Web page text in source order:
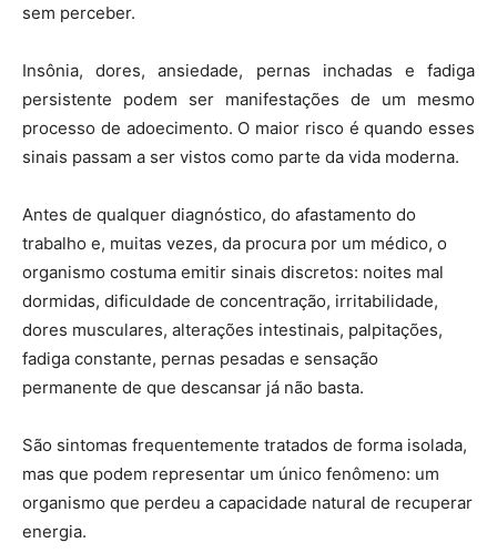
sem perceber.
Insônia, dores, ansiedade, pernas inchadas e fadiga
persistente podem ser manifestações de um mesmo
processo de adoecimento. O maior risco é quando esses
sinais passam a ser vistos como parte da vida moderna.
Antes de qualquer diagnóstico, do afastamento do
trabalho e, muitas vezes, da procura por um médico, o
organismo costuma emitir sinais discretos: noites mal
dormidas, dificuldade de concentração, irritabilidade,
dores musculares, alterações intestinais, palpitações,
fadiga constante, pernas pesadas e sensação
permanente de que descansar já não basta.
São sintomas frequentemente tratados de forma isolada,
mas que podem representar um único fenômeno: um
organismo que perdeu a capacidade natural de recuperar
energia.